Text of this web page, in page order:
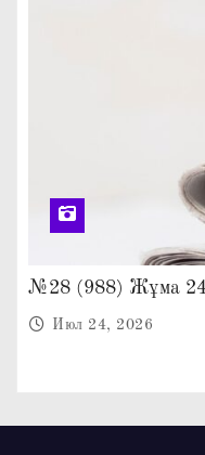
№28 (988) Жұма 24
Июл 24, 2026